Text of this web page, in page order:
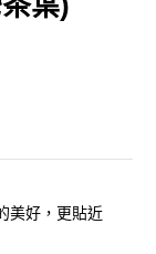
美好，更貼近